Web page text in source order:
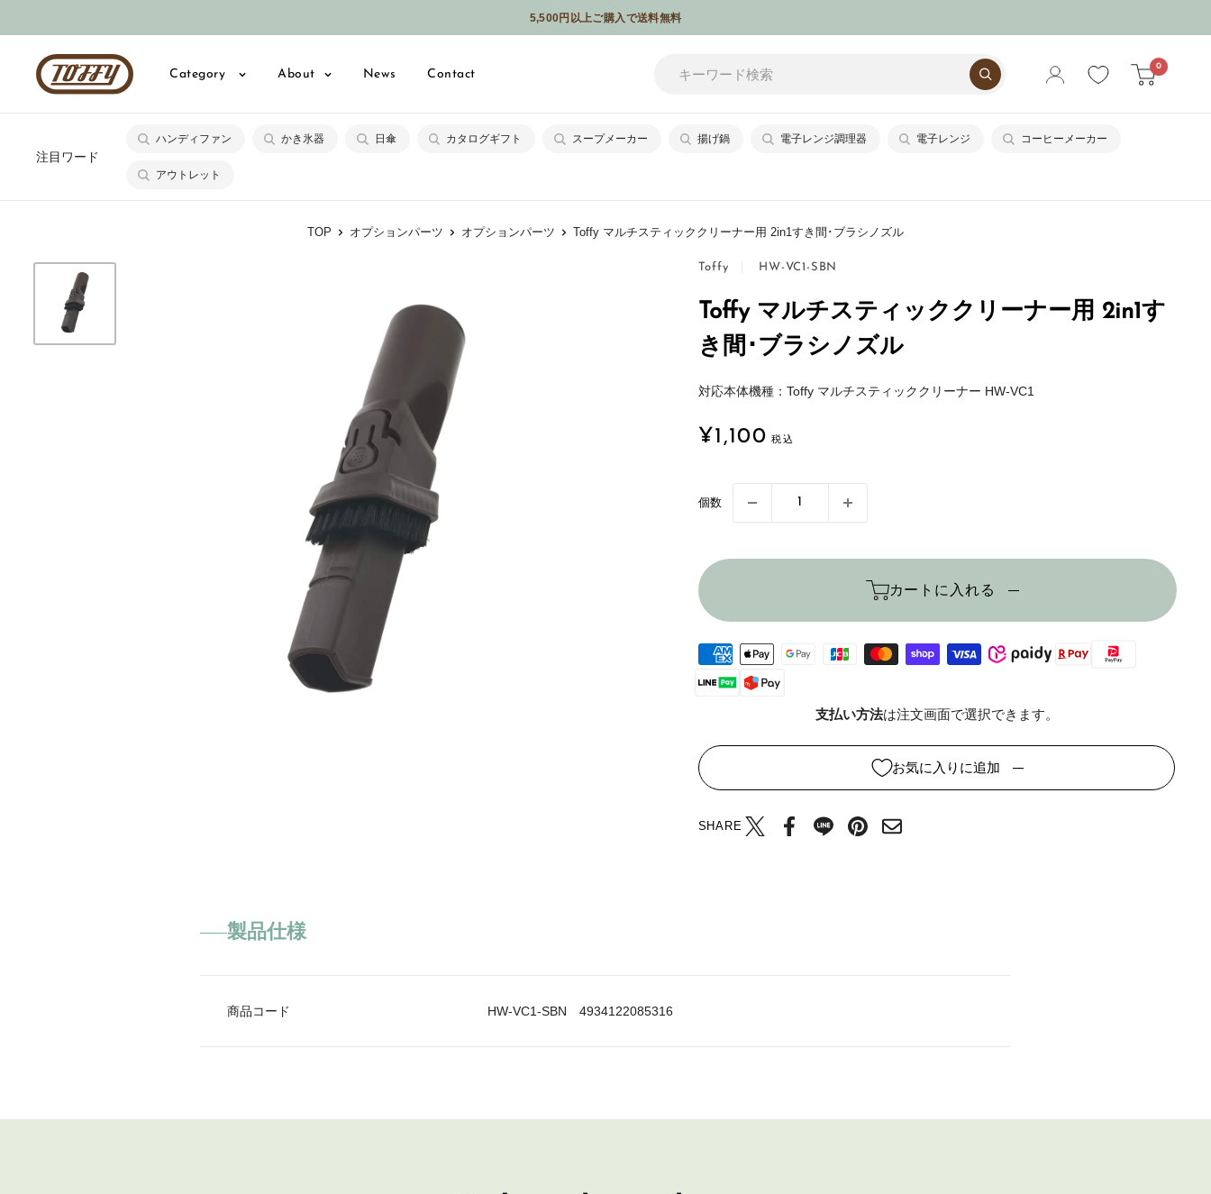
ン
5,500円以上ご購入で送料無料
Toffy
公
ン
シ
プ
Category About News Contact
0
注目ワード
ハンディファン かき氷器 日傘 カタログギフト スープメーカー 揚げ鍋 電子レンジ調理器 電子レンジ コーヒーメーカー
アウトレット
TOP オプションパーツ オプションパーツ Toffy マルチスティッククリーナー用 2in1すき間･ブラシノズル
Toffy HW-VC1-SBN
Toffy マルチスティッククリーナー用 2in1す
き間･ブラシノズル
対応本体機種：Toffy マルチスティッククリーナー HW-VC1
販
格
¥1,100
個数
カートに入れる
支払い方法は注文画面で選択できます。
お気に入りに追加
SHARE
製品仕様
商品コード HW-VC1-SBN 4934122085316